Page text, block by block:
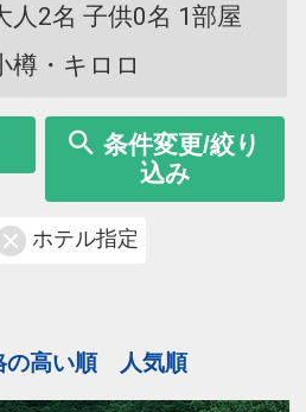
人2名 子供0名 1部屋
樽・キロロ
条件変更/絞り
込み
ホテル指定
の高い順 人気順